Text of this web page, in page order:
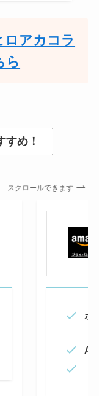
ロアカコラ
ら
すめ！
スクロールできます
ポ